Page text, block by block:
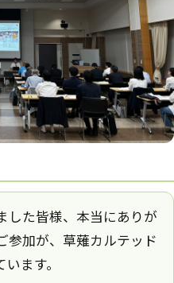
した皆様、本当にありが
参加が、草薙カルテッド
ます。